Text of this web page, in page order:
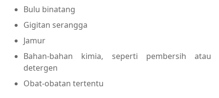
Bulu binatang
Gigitan serangga
Jamur
Bahan-bahan kimia, seperti pembersih atau
detergen
Obat-obatan tertentu